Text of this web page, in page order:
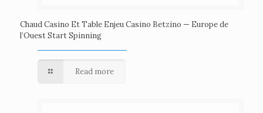
Chaud Casino Et Table Enjeu Casino Betzino — Europe de
l’Ouest Start Spinning
Read more